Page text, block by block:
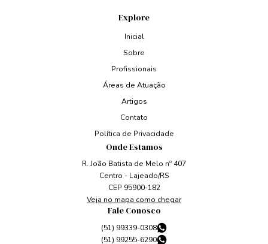
Explore
Inicial
Sobre
Profissionais
Áreas de Atuação
Artigos
Contato
Política de Privacidade
Onde Estamos
R. João Batista de Melo nº 407
Centro - Lajeado/RS
CEP 95900-182
Veja no mapa como chegar
Fale Conosco
(51) 99339-0308
(51) 99255-6290